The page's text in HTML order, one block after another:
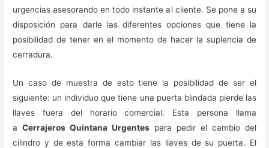
urgencias asesorando en todo instante al cliente. Se pone a su
disposición para darle las diferentes opciones que tiene la
posibilidad de tener en el momento de hacer la suplencia de
cerradura.
Un caso de muestra de esto tiene la posibilidad de ser el
siguiente: un individuo que tiene una puerta blindada pierde las
llaves fuera del horario comercial. Esta persona llama
aCerrajeros Quintana Urgentes para pedir el cambio del
cilindro y de esta forma cambiar las llaves de su puerta. El